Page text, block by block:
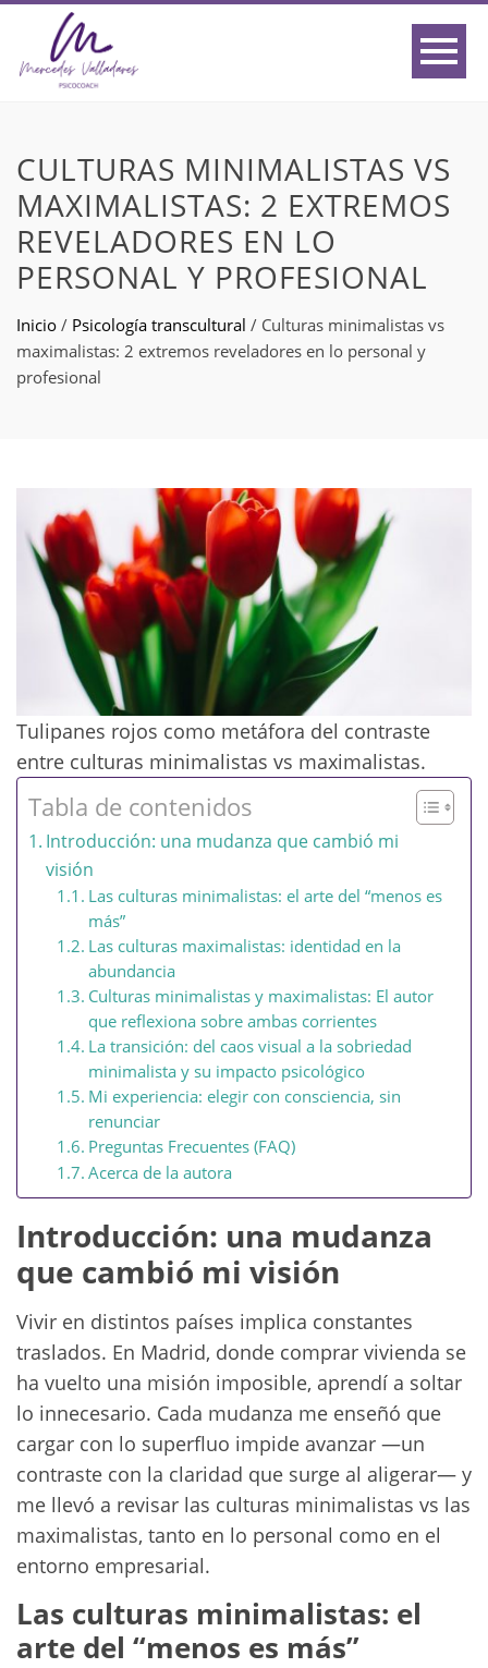
CULTURAS MINIMALISTAS VS
MAXIMALISTAS: 2 EXTREMOS
REVELADORES EN LO
PERSONAL Y PROFESIONAL
Inicio / Psicología transcultural / Culturas minimalistas vs
maximalistas: 2 extremos reveladores en lo personal y
profesional
Tulipanes rojos como metáfora del contraste
entre culturas minimalistas vs maximalistas.
Tabla de contenidos
Introducción: una mudanza que cambió mi
visión
Las culturas minimalistas: el arte del “menos es
más”
Las culturas maximalistas: identidad en la
abundancia
Culturas minimalistas y maximalistas: El autor
que reflexiona sobre ambas corrientes
La transición: del caos visual a la sobriedad
minimalista y su impacto psicológico
Mi experiencia: elegir con consciencia, sin
renunciar
Preguntas Frecuentes (FAQ)
Acerca de la autora
Introducción: una mudanza
que cambió mi visión
Vivir en distintos países implica constantes
traslados. En Madrid, donde comprar vivienda se
ha vuelto una misión imposible, aprendí a soltar
lo innecesario. Cada mudanza me enseñó que
cargar con lo superfluo impide avanzar —un
contraste con la claridad que surge al aligerar— y
me llevó a revisar las culturas minimalistas vs las
maximalistas, tanto en lo personal como en el
entorno empresarial.
Las culturas minimalistas: el
arte del “menos es más”